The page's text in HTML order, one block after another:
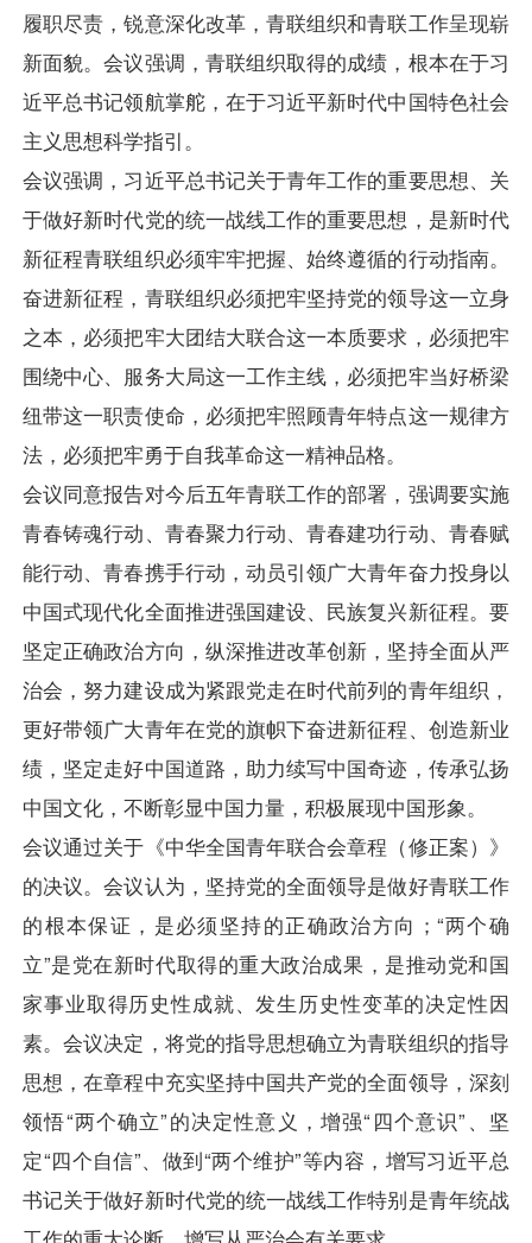
履职尽责，锐意深化改革，青联组织和青联工作呈现崭
新面貌。会议强调，青联组织取得的成绩，根本在于习
近平总书记领航掌舵，在于习近平新时代中国特色社会
主义思想科学指引。
会议强调，习近平总书记关于青年工作的重要思想、关
于做好新时代党的统一战线工作的重要思想，是新时代
新征程青联组织必须牢牢把握、始终遵循的行动指南。
奋进新征程，青联组织必须把牢坚持党的领导这一立身
之本，必须把牢大团结大联合这一本质要求，必须把牢
围绕中心、服务大局这一工作主线，必须把牢当好桥梁
纽带这一职责使命，必须把牢照顾青年特点这一规律方
法，必须把牢勇于自我革命这一精神品格。
会议同意报告对今后五年青联工作的部署，强调要实施
青春铸魂行动、青春聚力行动、青春建功行动、青春赋
能行动、青春携手行动，动员引领广大青年奋力投身以
中国式现代化全面推进强国建设、民族复兴新征程。要
坚定正确政治方向，纵深推进改革创新，坚持全面从严
治会，努力建设成为紧跟党走在时代前列的青年组织，
更好带领广大青年在党的旗帜下奋进新征程、创造新业
绩，坚定走好中国道路，助力续写中国奇迹，传承弘扬
中国文化，不断彰显中国力量，积极展现中国形象。
会议通过关于《中华全国青年联合会章程（修正案）》
的决议。会议认为，坚持党的全面领导是做好青联工作
的根本保证，是必须坚持的正确政治方向；“两个确
立”是党在新时代取得的重大政治成果，是推动党和国
家事业取得历史性成就、发生历史性变革的决定性因
素。会议决定，将党的指导思想确立为青联组织的指导
思想，在章程中充实坚持中国共产党的全面领导，深刻
领悟“两个确立”的决定性意义，增强“四个意识”、坚
定“四个自信”、做到“两个维护”等内容，增写习近平总
书记关于做好新时代党的统一战线工作特别是青年统战